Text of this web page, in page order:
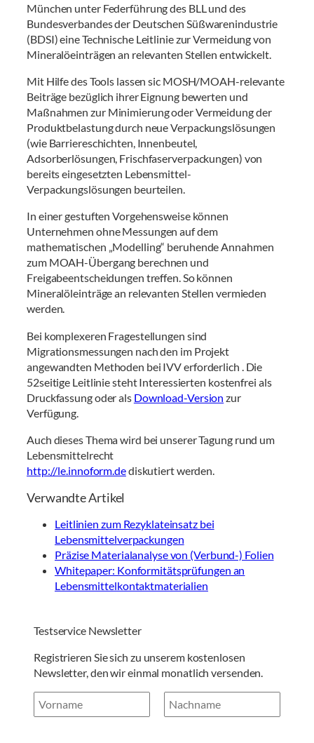
München unter Federführung des BLL und des
Bundesverbandes der Deutschen Süßwarenindustrie
(BDSI) eine Technische Leitlinie zur Vermeidung von
Mineralöeinträgen an relevanten Stellen entwickelt.
Mit Hilfe des Tools lassen sic MOSH/MOAH-relevante
Beiträge bezüglich ihrer Eignung bewerten und
Maßnahmen zur Minimierung oder Vermeidung der
Produktbelastung durch neue Verpackungslösungen
(wie Barriereschichten, Innenbeutel,
Adsorberlösungen, Frischfaserverpackungen) von
bereits eingesetzten Lebensmittel-
Verpackungslösungen beurteilen.
In einer gestuften Vorgehensweise können
Unternehmen ohne Messungen auf dem
mathematischen „Modelling“ beruhende Annahmen
zum MOAH-Übergang berechnen und
Freigabeentscheidungen treffen. So können
Mineralöleinträge an relevanten Stellen vermieden
werden.
Bei komplexeren Fragestellungen sind
Migrationsmessungen nach den im Projekt
angewandten Methoden bei IVV erforderlich . Die
52seitige Leitlinie steht Interessierten kostenfrei als
Druckfassung oder als Download-Version zur
Verfügung.
Auch dieses Thema wird bei unserer Tagung rund um
Lebensmittelrecht
http://le.innoform.dediskutiert werden.
Verwandte Artikel
Leitlinien zum Rezyklateinsatz bei
Lebensmittelverpackungen
Präzise Materialanalyse von (Verbund-) Folien
Whitepaper: Konformitätsprüfungen an
Lebensmittelkontaktmaterialien
Testservice Newsletter
Registrieren Sie sich zu unserem kostenlosen
Newsletter, den wir einmal monatlich versenden.